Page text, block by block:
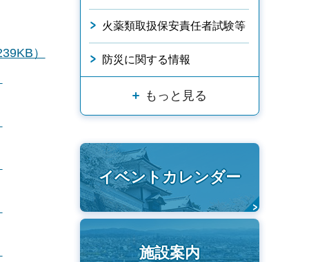
）
火薬類取扱保安責任者試験等
防災に関する情報
もっと見る
イベントカレンダー
施設案内